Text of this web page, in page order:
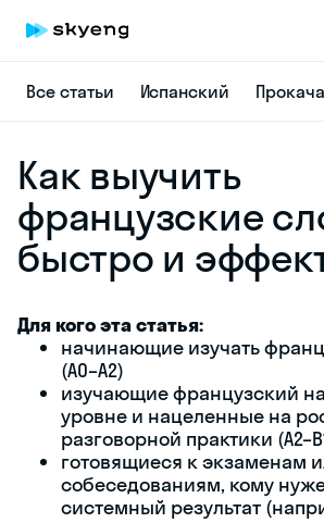
Все статьи Испанский
Как выучить
французские
быстро и
Для кого эта статья:
начинающие изучать
(A0–A2)
изучающие французский
уровне и нацеленные на
разговорной практики
готовящиеся к экзаменам
собеседованиям, кому
системный результат
Skyeng Chat